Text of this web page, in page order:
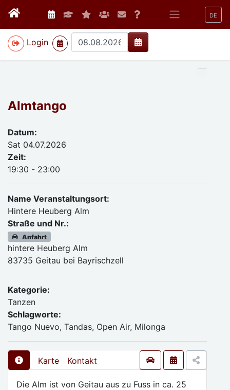
DE
Login
>
Almtango
Datum:
Sat 04.07.2026
Zeit:
19:30 - 23:00
Name Veranstaltungsort:
Hintere Heuberg Alm
Straße und Nr.:
Anfahrt
hintere Heuberg Alm
83735 Geitau bei Bayrischzell
Kategorie:
Tanzen
Schlagworte:
Tango Nuevo, Tandas, Open Air, Milonga
Karte Kontakt
Die Alm ist von Geitau aus zu Fuss in ca. 25